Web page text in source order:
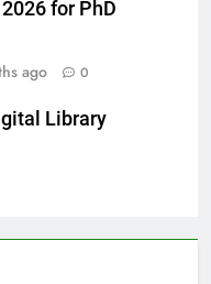
for PhD
ago 0
Library